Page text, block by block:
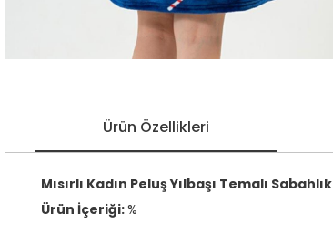
Ürün Özellikleri
Mısırlı Kadın Peluş Yılbaşı Temalı Sabahlık
Ürün İçeriği:%